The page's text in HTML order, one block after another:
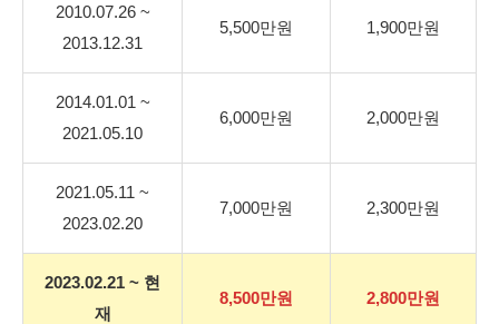
2010.07.26 ~
2013.12.31
5,500만원 1,900만원
2014.01.01 ~
2021.05.10
6,000만원 2,000만원
2021.05.11 ~
2023.02.20
7,000만원 2,300만원
2023.02.21 ~ 현
재
8,500만원 2,800만원